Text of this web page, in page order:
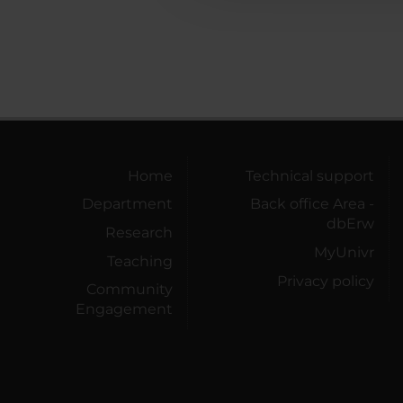
Home
Department
Research
Teaching
Community
Engagement
Technical support
Back office Area -
dbErw
MyUnivr
Privacy policy